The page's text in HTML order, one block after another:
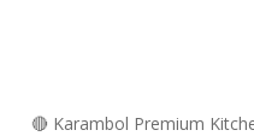
🔴 Karambol Premium